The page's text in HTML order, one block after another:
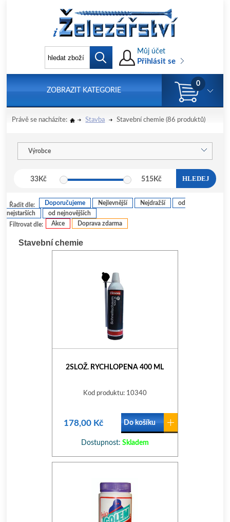
Můj účet
Přihlásit se
ZOBRAZIT KATEGORIE
0
Právě se nacházíte: Stavba Stavební chemie (86 produktů)
Výrobce
33Kč 515 Kč HLEDEJ
Filtrovat dle: Akce Doprava zdarma
Řadit dle: Doporučujeme Nejlevnější Nejdražší
od
nejstarších
od nejnovějších
Stavební chemie
2SLOŽ. RYCHLOPENA 400 ML
Kod produktu: 10340
178,00 Kč Do košíku
Dostupnost: Skladem